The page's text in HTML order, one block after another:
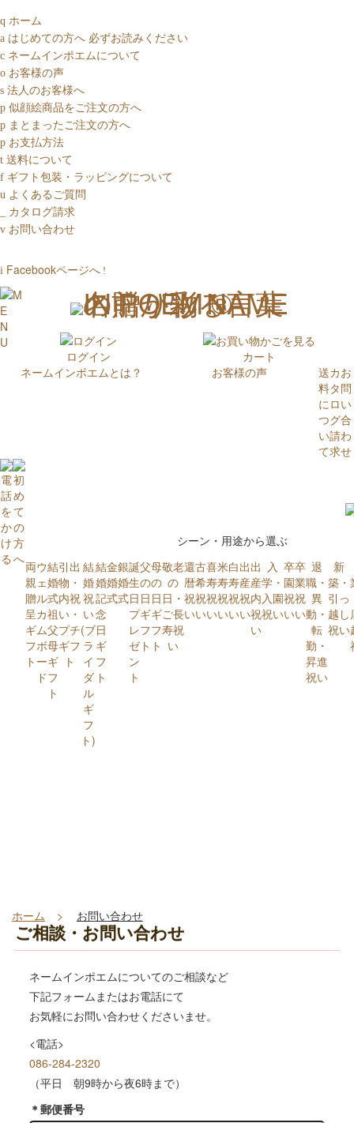
q ホーム
a はじめての方へ 必ずお読みください
c ネームインポエムについて
o お客様の声
s 法人のお客様へ
p 似顔絵商品をご注文の方へ
p まとまったご注文の方へ
p お支払方法
t 送料について
f ギフト包装・ラッピングについて
u よくあるご質問
カタログ請求
v お問い合わせ
i Facebookページへ !
ログイン
カート
ネームインポエムとは？
お客様の声
送
料
に
つ
い
て
カ
タ
ロ
グ
請
求
お
問
い
合
わ
せ
シーン・用途から選ぶ
両
親
贈
呈
ギ
フ
ト
ウ
ェ
ル
カ
ム
ボ
ー
ド
結
婚
式
祖
父
母
ギ
フ
ト
引出
物・
内祝
い・
プチ
ギフ
ト
結
婚
祝
い
(ブ
ラ
イ
ダ
ル
ギ
フ
ト)
結
婚
記
念
日
ギ
フ
ト
金
婚
式
銀
婚
式
誕
生
日
プ
レ
ゼ
ン
ト
父
の
日
ギ
フ
ト
母
の
日
ギ
フ
ト
敬老
の
日・
ご長
寿祝
い
還
暦
祝
い
古
希
祝
い
喜
寿
祝
い
米
寿
祝
い
白
寿
祝
い
出
産
祝
い
出
産
内
祝
い
入
学・
入園
祝い
卒
園
祝
い
卒
業
祝
い
退
職・
異
動・
転
勤・
昇進
祝い
新
築・
引っ
越し
祝い
ホーム お問い合わせ
ご相談・お問い合わせ
ネームインポエムについてのご相談など
下記フォームまたはお電話にて
お気軽にお問い合わせくださいませ。
<電話>
086-284-2320
（平日 朝9時から夜6時まで）
＊郵便番号